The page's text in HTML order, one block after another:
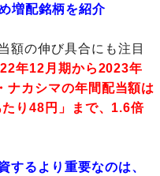
増配銘柄を紹介
額の伸び具合にも注目
年12月期から2023年
ナカシマの年間配当額は
り48円」
まで、1.6倍
するより重要なのは、